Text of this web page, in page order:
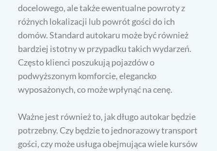
docelowego, ale także ewentualne powroty z
różnych lokalizacji lub powrót gości do ich
domów. Standard autokaru może być również
bardziej istotny w przypadku takich wydarzeń.
Często klienci poszukują pojazdów o
podwyższonym komforcie, elegancko
wyposażonych, co może wpłynąć na cenę.
Ważne jest również to, jak długo autokar będzie
potrzebny. Czy będzie to jednorazowy transport
gości, czy może usługa obejmująca wiele kursów